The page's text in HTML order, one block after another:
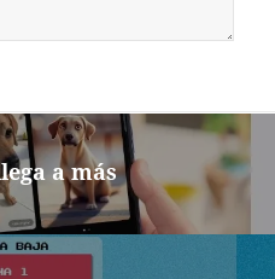
a más